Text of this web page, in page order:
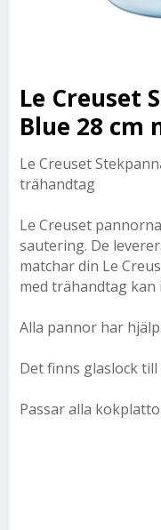
Le Creuset
Blue 28 cm
Le Creuset
trähandtag
Le Creuset
sautering. De
matchar din Le
med trähandtag kan
Alla pannor har
Det finns glaslock
Passar alla